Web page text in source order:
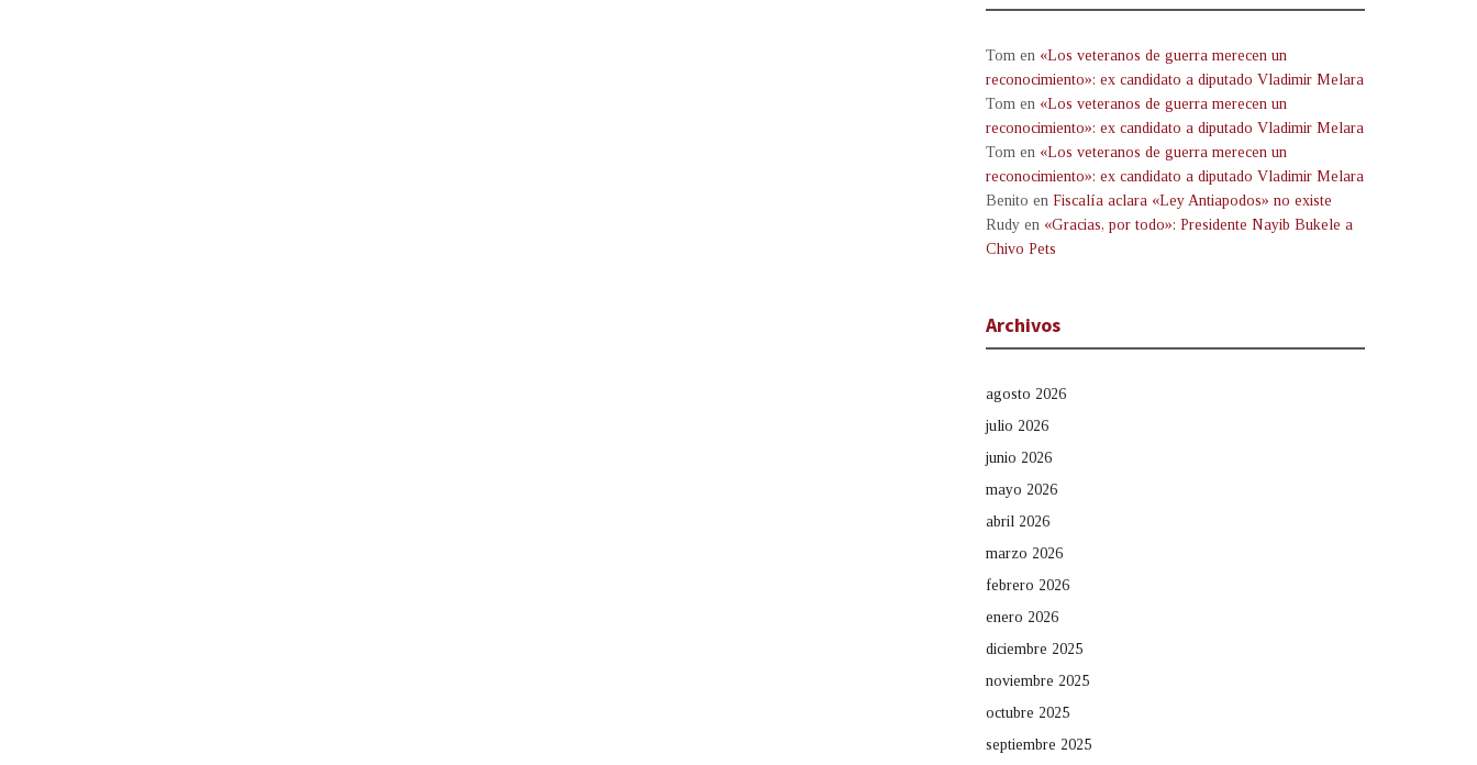
Tom en «Los veteranos de guerra merecen un
reconocimiento»: ex candidato a diputado Vladimir Melara
Tom en «Los veteranos de guerra merecen un
reconocimiento»: ex candidato a diputado Vladimir Melara
Tom en «Los veteranos de guerra merecen un
reconocimiento»: ex candidato a diputado Vladimir Melara
Benito en Fiscalía aclara «Ley Antiapodos» no existe
Rudy en «Gracias, por todo»: Presidente Nayib Bukele a
Chivo Pets
Archivos
agosto 2026
julio 2026
junio 2026
mayo 2026
abril 2026
marzo 2026
febrero 2026
enero 2026
diciembre 2025
noviembre 2025
octubre 2025
septiembre 2025